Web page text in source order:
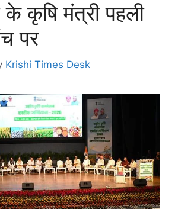
के कृषि मंत्री पहली
पर
Krishi Times Desk